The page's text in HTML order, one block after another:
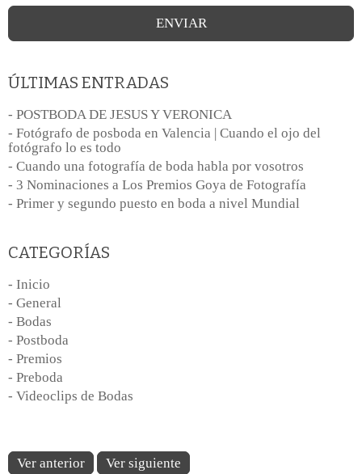
ÚLTIMAS ENTRADAS
- POSTBODA DE JESUS Y VERONICA
- Fotógrafo de posboda en Valencia | Cuando el ojo del
fotógrafo lo es todo
- Cuando una fotografía de boda habla por vosotros
- 3 Nominaciones a Los Premios Goya de Fotografía
- Primer y segundo puesto en boda a nivel Mundial
CATEGORÍAS
- Inicio
- General
- Bodas
- Postboda
- Premios
- Preboda
- Videoclips de Bodas
Ver anterior Ver siguiente